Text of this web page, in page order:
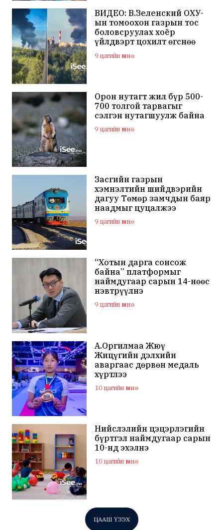
ВИДЕО: В.Зеленский ОХУ-
ын томоохон газрын тос
боловсруулах хоёр
үйлдвэрт цохилт өгснөө
мэдэгдлээ
9 цагийн өмнө
Орон нутагт жил бүр 500-
700 толгой тарвагыг
сэлгэн нутагшуулж байна
9 цагийн өмнө
Засгийн газрын
хэмнэлтийн шийдвэрийн
дагуу Төмөр замчдын баяр
наадмыг цуцалжээ
9 цагийн өмнө
“Хотын дарга сонсож
байна” платформыг
наймдугаар сарын 14-нөөс
нэвтрүүлнэ
9 цагийн өмнө
А.Оргилмаа Жюү
Жицүгийн дэлхийн
аваргаас дөрвөн медаль
хүртлээ
10 цагийн өмнө
Нийслэлийн цэцэрлэгийн
бүртгэл наймдугаар сарын
10-нд эхэлнэ
10 цагийн өмнө
ЦААШ ҮЗЭХ